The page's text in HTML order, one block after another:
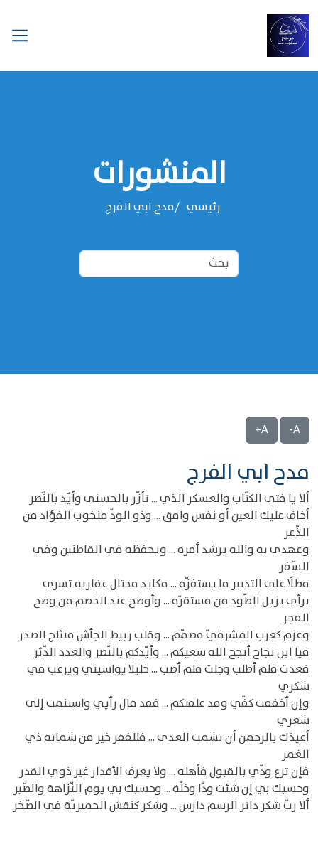
المنشورات
رئيسي مدح ابي الفرج
A-
A+
مدح ابي الفرج
ألا يا فتى الكتّاب والعسكر الذي ... تأزّر بالحسنى وأيّد بالنّصر
أخاف عليك العين أو نفس وامق ... وذو الودّ منخوب الفؤاد من
الذّعر
وعهدي به والله يرشد أمره ... ويحفظه في القاطنين وفي
السّفر
مطلّا على التدبير ما يستفزّه ... مكايد محتال عقاربه تسري
برأي يزيل الطّود من مستقرّه ... وأوضح عند الخصم من وضح
الفجر
وعزم كغرب المشرفيّ مصمّم ... وقلب ربيط الجأش منثلج الصدر
فيا ابن نجاح أنجح الله سعيكم ... وأيّدكم بالنّصر والعدد الدّثر
قعدت فلم أطلب وجلت فلم أصب ... خليلا يواسيني ويرغب في
شكري
وإن أخفقت كفّي وقد علقتكم ... فقد قال رأيي واستنمت إلى
شعري
أعيذك بالرحمن أن تشمت العدى ... فللفقر خير من شماتة ذي
الغمر
فإن ترع ودّي بالقبول فأهله ... ولا يعرف الأقدار غير ذوي القدر
وحسبك بي إن شئت ودّا وخلّة ... وحسبك بي يوم النّزاهة والصّبر
ألا ربّ شكر داثر الرسم دارس ... وشكر كنقش الحميريّة في الصّخر